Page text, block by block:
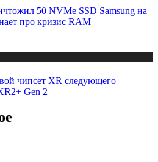
50 NVMe SSD Samsung на
про кризис RAM
чипсет XR следующего
Gen 2